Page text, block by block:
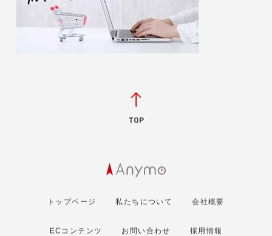
TOP
トップページ 私たちについて 会社概要
ECコンテンツ お問い合わせ 採用情報